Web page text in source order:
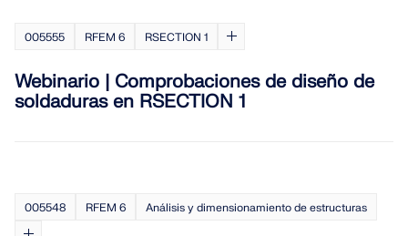
005555 RFEM 6 RSECTION 1
Webinario | Comprobaciones de diseño de
soldaduras en RSECTION 1
005548 RFEM 6 Análisis y dimensionamiento de estructuras